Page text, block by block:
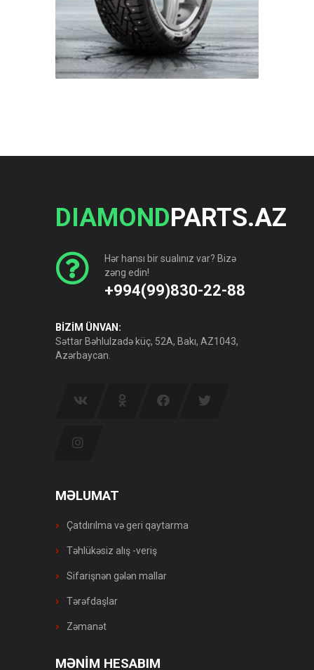
DIAMONDPARTS.AZ
Hər hansı bir sualınız var? Bizə
zəng edin!
+994(99)830-22-88
BİZİM ÜNVAN:
Səttar Bəhlulzadə küç, 52A, Bakı, AZ1043,
Azərbaycan.
MƏLUMAT
Çatdırılma və geri qaytarma
Təhlükəsiz alış -veriş
Sifarişnən gələn mallar
Tərəfdaşlar
Zəmanət
MƏNİM HESABIM